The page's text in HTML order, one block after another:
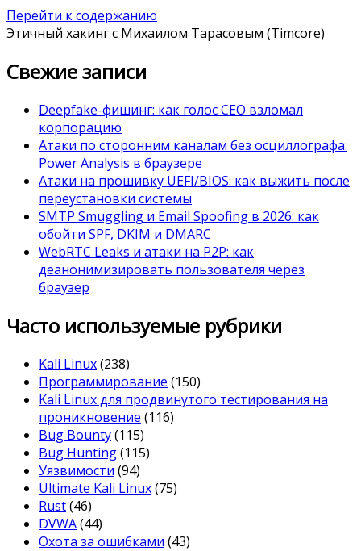
Перейти к содержанию
Этичный хакинг с Михаилом Тарасовым (Timcore)
Свежие записи
Deepfake-фишинг: как голос CEO взломал
корпорацию
Атаки по сторонним каналам без осциллографа:
Power Analysis в браузере
Атаки на прошивку UEFI/BIOS: как выжить после
переустановки системы
SMTP Smuggling и Email Spoofing в 2026: как
обойти SPF, DKIM и DMARC
WebRTC Leaks и атаки на P2P: как
деанонимизировать пользователя через
браузер
Часто используемые рубрики
Kali Linux(238)
Программирование (150)
Kali Linux для продвинутого тестирования на
проникновение (116)
Bug Bounty(115)
Bug Hunting(115)
Уязвимости (94)
Ultimate Kali Linux(75)
Rust(46)
DVWA(44)
Охота за ошибками (43)